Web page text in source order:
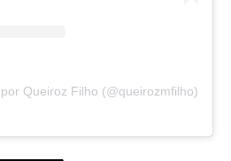
Queiroz Filho (@queirozmfilho)